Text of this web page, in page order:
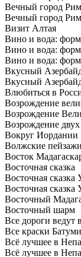
Вечный город
Вечный город
Визит Алтая
Вино и вода:
Вино и вода:
Вино и вода:
Вкусный
Вкусный
Влюбиться в
Возрождение
Возрождение
Возрождение
Вокруг Иордании
Волжские
Восток
Восточная сказка
Восточная сказка
Восточная сказка
Восточный
Восточный шарм
Все дороги ведут
Все краски
Всё лучшее в
Всё лучшее в